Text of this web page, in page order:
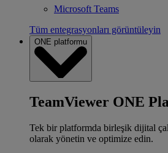
Microsoft Teams
Tüm entegrasyonları görüntüleyin
ONE platformu
TeamViewer ONE
Tek bir platformda birleşik dijital
olarak yönetin ve optimize edin.